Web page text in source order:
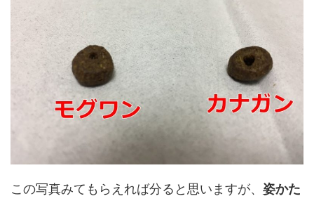
この写真みてもらえれば分ると思いますが、 姿かた